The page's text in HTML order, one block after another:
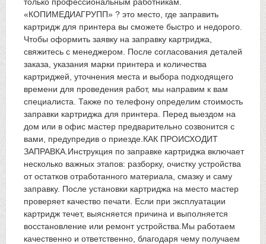
«КОПИМЕДИАГРУПП» ? это место, где заправить
картридж для принтера вы сможете быстро и недорого.
Чтобы оформить заявку на заправку картриджа,
свяжитесь с менеджером. После согласования деталей
заказа, указания марки принтера и количества
картриджей, уточнения места и выбора подходящего
времени для проведения работ, мы направим к вам
специалиста. Также по телефону определим стоимость
заправки картриджа для принтера. Перед выездом на
дом или в офис мастер предварительно созвонится с
вами, предупредив о приезде.КАК ПРОИСХОДИТ
ЗАПРАВКА.Инструкция по заправке картриджа включает
несколько важных этапов: разборку, очистку устройства
от остатков отработанного материала, смазку и саму
заправку. После установки картриджа на место мастер
проверяет качество печати. Если при эксплуатации
картридж течет, выясняется причина и выполняется
восстановление или ремонт устройства.Мы работаем
качественно и ответственно, благодаря чему получаем